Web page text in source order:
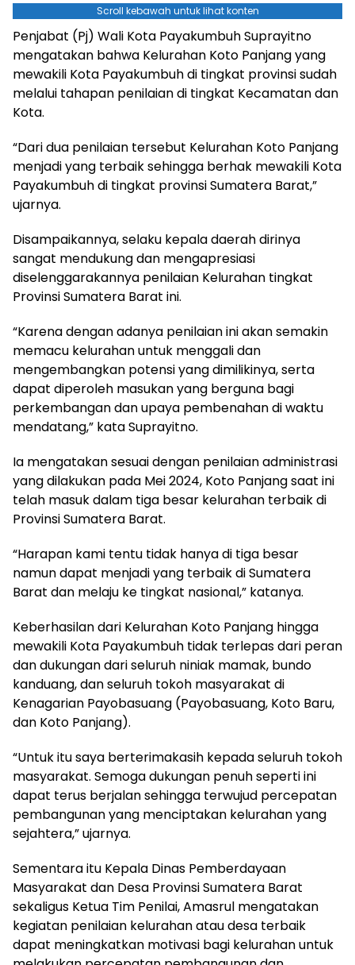
Scroll kebawah untuk lihat konten
Penjabat (Pj) Wali Kota Payakumbuh Suprayitno
mengatakan bahwa Kelurahan Koto Panjang yang
mewakili Kota Payakumbuh di tingkat provinsi sudah
melalui tahapan penilaian di tingkat Kecamatan dan
Kota.
“Dari dua penilaian tersebut Kelurahan Koto Panjang
menjadi yang terbaik sehingga berhak mewakili Kota
Payakumbuh di tingkat provinsi Sumatera Barat,”
ujarnya.
Disampaikannya, selaku kepala daerah dirinya
sangat mendukung dan mengapresiasi
diselenggarakannya penilaian Kelurahan tingkat
Provinsi Sumatera Barat ini.
“Karena dengan adanya penilaian ini akan semakin
memacu kelurahan untuk menggali dan
mengembangkan potensi yang dimilikinya, serta
dapat diperoleh masukan yang berguna bagi
perkembangan dan upaya pembenahan di waktu
mendatang,” kata Suprayitno.
Ia mengatakan sesuai dengan penilaian administrasi
yang dilakukan pada Mei 2024, Koto Panjang saat ini
telah masuk dalam tiga besar kelurahan terbaik di
Provinsi Sumatera Barat.
“Harapan kami tentu tidak hanya di tiga besar
namun dapat menjadi yang terbaik di Sumatera
Barat dan melaju ke tingkat nasional,” katanya.
Keberhasilan dari Kelurahan Koto Panjang hingga
mewakili Kota Payakumbuh tidak terlepas dari peran
dan dukungan dari seluruh niniak mamak, bundo
kanduang, dan seluruh tokoh masyarakat di
Kenagarian Payobasuang (Payobasuang, Koto Baru,
dan Koto Panjang).
“Untuk itu saya berterimakasih kepada seluruh tokoh
masyarakat. Semoga dukungan penuh seperti ini
dapat terus berjalan sehingga terwujud percepatan
pembangunan yang menciptakan kelurahan yang
sejahtera,” ujarnya.
Sementara itu Kepala Dinas Pemberdayaan
Masyarakat dan Desa Provinsi Sumatera Barat
sekaligus Ketua Tim Penilai, Amasrul mengatakan
kegiatan penilaian kelurahan atau desa terbaik
dapat meningkatkan motivasi bagi kelurahan untuk